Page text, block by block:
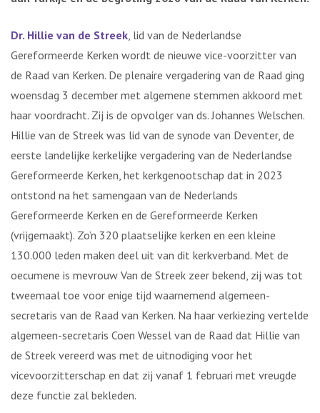
Dr. Hillie van de Streek, lid van de Nederlandse
Gereformeerde Kerken wordt de nieuwe vice-voorzitter van
de Raad van Kerken. De plenaire vergadering van de Raad ging
woensdag 3 december met algemene stemmen akkoord met
haar voordracht. Zij is de opvolger van ds. Johannes Welschen.
Hillie van de Streek was lid van de synode van Deventer, de
eerste landelijke kerkelijke vergadering van de Nederlandse
Gereformeerde Kerken, het kerkgenootschap dat in 2023
ontstond na het samengaan van de Nederlands
Gereformeerde Kerken en de Gereformeerde Kerken
(vrijgemaakt). Zo’n 320 plaatselijke kerken en een kleine
130.000 leden maken deel uit van dit kerkverband. Met de
oecumene is mevrouw Van de Streek zeer bekend, zij was tot
tweemaal toe voor enige tijd waarnemend algemeen-
secretaris van de Raad van Kerken. Na haar verkiezing vertelde
algemeen-secretaris Coen Wessel van de Raad dat Hillie van
de Streek vereerd was met de uitnodiging voor het
vicevoorzitterschap en dat zij vanaf 1 februari met vreugde
deze functie zal bekleden.